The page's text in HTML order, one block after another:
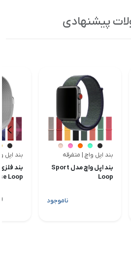
پیشنهادی
<
بند اپل واچ | متفرقه
بند اپل واچ مدل Sport
Loop
ناموجود
بند اپل
بند
Loop